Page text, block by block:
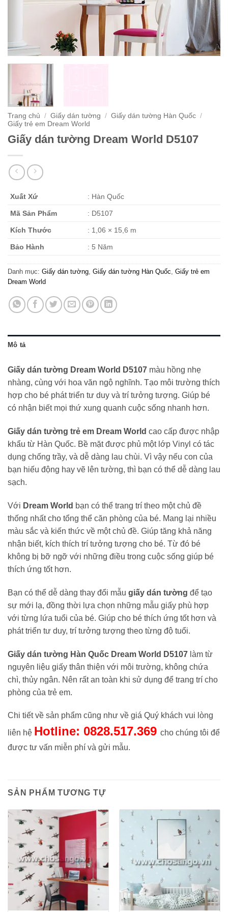
Trang chủ / Giấy dán tường / Giấy dán tường Hàn Quốc /
Giấy trẻ em Dream World
Giấy dán tường Dream World D5107
Xuất Xứ : Hàn Quốc
Mã Sản Phẩm : D5107
Kích Thước : 1,06 × 15,6 m
Bảo Hành : 5 Năm
Danh mục: Giấy dán tường, Giấy dán tường Hàn Quốc, Giấy trẻ em
Dream World
Mô tả
Giấy dán tường Dream World D5107 màu hồng nhẹ
nhàng, cùng với hoa văn ngộ nghĩnh. Tạo môi trường thích
hợp cho bé phát triển tư duy và trí tưởng tượng. Giúp bé
có nhận biết mọi thứ xung quanh cuộc sống nhanh hơn.
Giấy dán tường trẻ em Dream World cao cấp được nhập
khẩu từ Hàn Quốc. Bề mặt được phủ một lớp Vinyl có tác
dụng chống trầy, và dễ dàng lau chùi. Vì vậy nếu con của
bạn hiếu động hay vẽ lên tường, thì bạn có thể dễ dàng lau
sạch.
Với Dream World bạn có thể trang trí theo một chủ đề
thống nhất cho tổng thể căn phòng của bé. Mang lại nhiều
màu sắc và kiến thức về một chủ đề. Giúp tăng khả năng
nhận biết, kích thích trí tưởng tượng cho bé. Từ đó bé
không bị bỡ ngỡ với những điều trong cuộc sống giúp bé
thích ứng tốt hơn.
Bạn có thể dễ dàng thay đổi mẫu giấy dán tường để tạo
sự mới lạ, đồng thời lựa chọn những mẫu giấy phù hợp
với từng lứa tuổi của bé. Giúp cho bé thích ứng tốt hơn và
phát triển tư duy, trí tưởng tượng theo từng độ tuổi.
Giấy dán tường Hàn Quốc Dream World D5107 làm từ
nguyên liệu giấy thân thiện với môi trường, không chứa
chì, thủy ngân. Nên rất an toàn khi sử dụng để trang trí cho
phòng của trẻ em.
Chi tiết về sản phẩm cũng như về giá Quý khách vui lòng
liên hệ Hotline: 0828.517.369 cho chúng tôi để
được tư vấn miễn phí và gửi mẫu.
SẢN PHẨM TƯƠNG TỰ